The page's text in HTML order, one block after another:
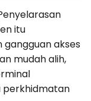
itu
akses
mudah alih,
perkhidmatan